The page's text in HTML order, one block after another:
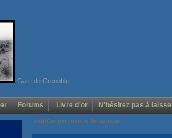
Gare de Grenoble
Forums Livre d'or N'hésitez pas à
Voir/Cacher menus de gauche